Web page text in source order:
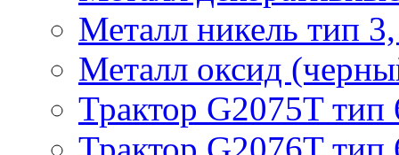
Металл никель тип
Металл оксид
Трактор G2075T тип